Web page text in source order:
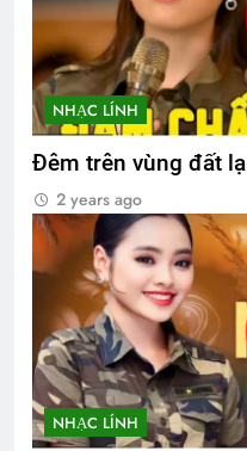
NHẠC LÍNH
Đêm trên vùng đất lạ
2 years ago
NHẠC LÍNH